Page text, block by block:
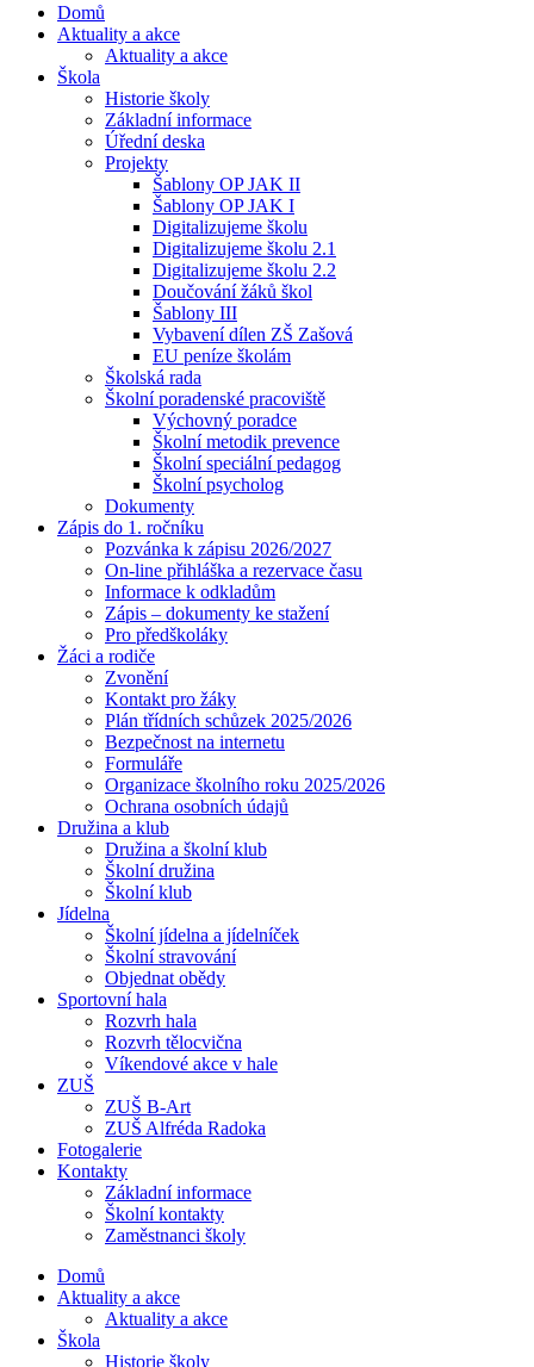
Domů
Aktuality a akce
Aktuality a akce
Škola
Historie školy
Základní informace
Úřední deska
Projekty
Šablony OP JAK II
Šablony OP JAK I
Digitalizujeme školu
Digitalizujeme školu 2.1
Digitalizujeme školu 2.2
Doučování žáků škol
Šablony III
Vybavení dílen ZŠ Zašová
EU peníze školám
Školská rada
Školní poradenské pracoviště
Výchovný poradce
Školní metodik prevence
Školní speciální pedagog
Školní psycholog
Dokumenty
Zápis do 1. ročníku
Pozvánka k zápisu 2026/2027
On-line přihláška a rezervace času
Informace k odkladům
Zápis – dokumenty ke stažení
Pro předškoláky
Žáci a rodiče
Zvonění
Kontakt pro žáky
Plán třídních schůzek 2025/2026
Bezpečnost na internetu
Formuláře
Organizace školního roku 2025/2026
Ochrana osobních údajů
Družina a klub
Družina a školní klub
Školní družina
Školní klub
Jídelna
Školní jídelna a jídelníček
Školní stravování
Objednat obědy
Sportovní hala
Rozvrh hala
Rozvrh tělocvična
Víkendové akce v hale
ZUŠ
ZUŠ B-Art
ZUŠ Alfréda Radoka
Fotogalerie
Kontakty
Základní informace
Školní kontakty
Zaměstnanci školy
Domů
Aktuality a akce
Aktuality a akce
Škola
Historie školy